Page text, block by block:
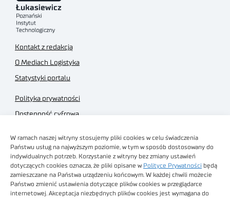
W ramach naszej witryny stosujemy pliki cookies w celu świadczenia
Państwu usług na najwyższym poziomie, w tym w sposób dostosowany do
indywidualnych potrzeb. Korzystanie z witryny bez zmiany ustawień
dotyczących cookies oznacza, że pliki opisane w Polityce Prywatności będą
zamieszczane na Państwa urządzeniu końcowym. W każdej chwili możecie
Państwo zmienić ustawienia dotyczące plików cookies w przeglądarce
internetowej. Akceptacja niezbędnych plików cookies jest wymagana do
Kontakt z redakcją
O Mediach Logistyka
Statystyki portalu
Polityka prywatności
Dostępność cyfrowa
Regulamin sklepu